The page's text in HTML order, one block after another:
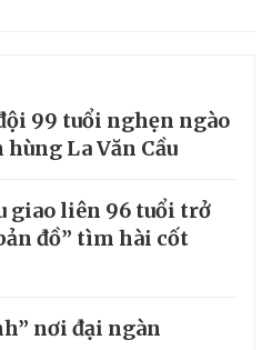
99 tuổi nghẹn ngào
La Văn Cầu
giao liên 96 tuổi trở
đồ” tìm hài cốt
nơi đại ngàn